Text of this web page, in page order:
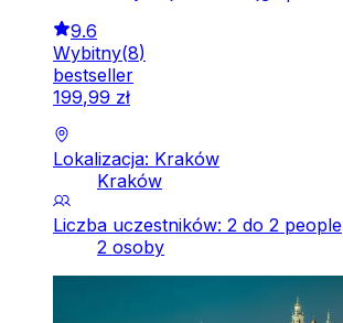
9.6
Wybitny(8)
bestseller
199,99 zł
Lokalizacja: Kraków
Kraków
Liczba uczestników: 2 do 2 people
2 osoby